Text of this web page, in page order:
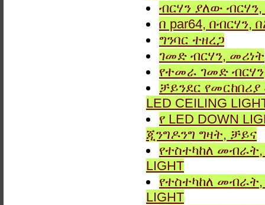
ብርሃን ያለው ብርሃን,
በ par64, በብርሃን,
ግንባር ​​ተዘረጋ
ገመድ ብርሃን, መሪነት
የተመራ ገመድ
ቻይንደር
LED CEILING
የ LED DOWN
ጂንግዶንግ ግዛት, ቻይና
የተስተካከለ መብራት,
LIGHT
የተስተካከለ መብራት,
LIGHT